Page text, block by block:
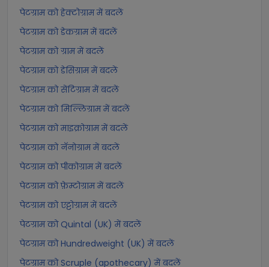
पेटग्राम को हेक्टोग्राम में बदलें
पेटग्राम को डेकग्राम में बदलें
पेटग्राम को ग्राम में बदलें
पेटग्राम को डेसिग्राम में बदलें
पेटग्राम को सेंटिग्राम में बदलें
पेटग्राम को मिल्लिग्राम में बदलें
पेटग्राम को माइक्रोग्राम में बदलें
पेटग्राम को नॅनोग्राम में बदलें
पेटग्राम को पीकोग्राम में बदलें
पेटग्राम को फ़ेम्टोग्राम में बदलें
पेटग्राम को एट्टोग्राम में बदलें
पेटग्राम को Quintal (UK) में बदलें
पेटग्राम को Hundredweight (UK) में बदलें
पेटग्राम को Scruple (apothecary) में बदलें